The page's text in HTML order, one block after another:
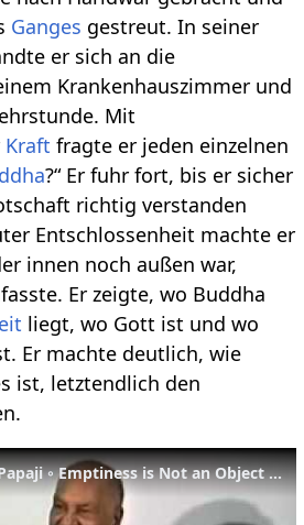
Ganges gestreut. In seiner
er sich an die
Krankenhauszimmer und
Mit
Kraft fragte er jeden einzelnen
?“ Er fuhr fort, bis er sicher
richtig verstanden
Entschlossenheit machte er
innen noch außen war,
Er zeigte, wo Buddha
liegt, wo Gott ist und wo
Er machte deutlich, wie
ist, letztendlich den
Sri Harilal Poonja ♥ Papaji ◦ Emptiness is Not an Object (1995-05-15)